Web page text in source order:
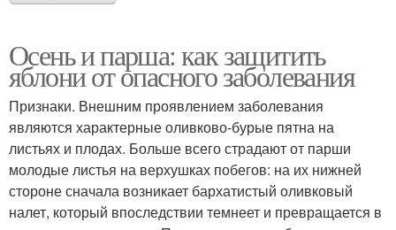
Осень и парша: как защитить
яблони от опасного заболевания
Признаки. Внешним проявлением заболевания
являются характерные оливково-бурые пятна на
листьях и плодах. Больше всего страдают от парши
молодые листья на верхушках побегов: на их нижней
стороне сначала возникает бархатистый оливковый
налет, который впоследствии темнеет и превращается в